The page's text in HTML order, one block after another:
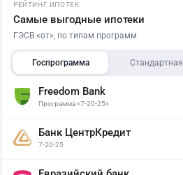
РЕЙТИНГ ИПОТЕК
Самые выгодные ипотеки
ГЭСВ «от», по типам программ
Госпрограмма Стандартная
Freedom Bank
Программа «7-20-25»
Банк ЦентрКредит
7-20-25